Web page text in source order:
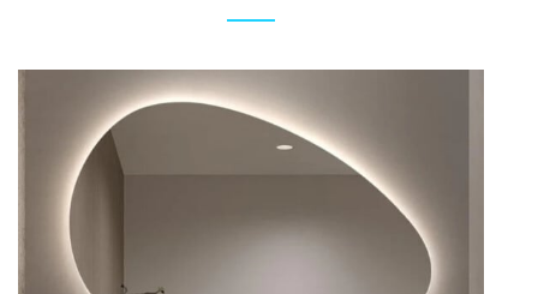
Фигурное зеркало для ванной